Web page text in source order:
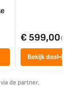
€ 599,00€
Bekijk deal
de partner.